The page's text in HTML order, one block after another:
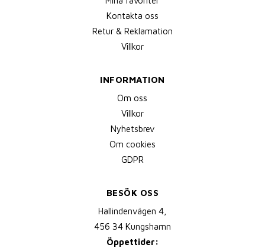
Kontakta oss
Retur & Reklamation
Villkor
INFORMATION
Om oss
Villkor
Nyhetsbrev
Om cookies
GDPR
BESÖK OSS
Hallindenvägen 4,
456 34 Kungshamn
Öppettider: